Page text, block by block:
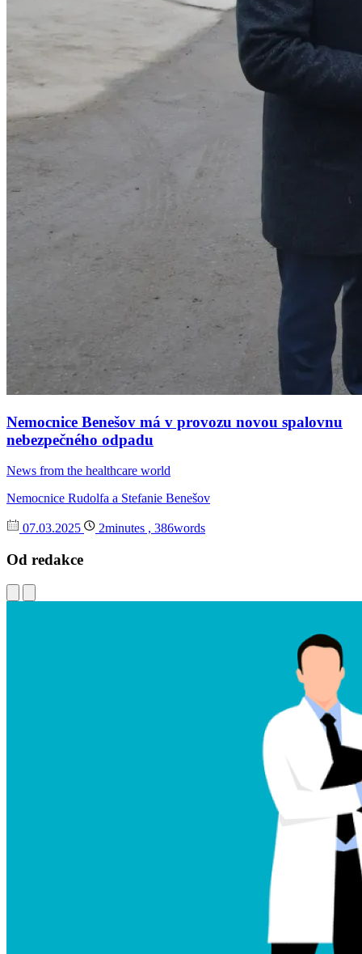
Nemocnice Benešov má v provozu novou spalovnu
nebezpečného odpadu
News from the healthcare world
Nemocnice Rudolfa a Stefanie Benešov
07.03.2025 2minutes , 386words
Od redakce